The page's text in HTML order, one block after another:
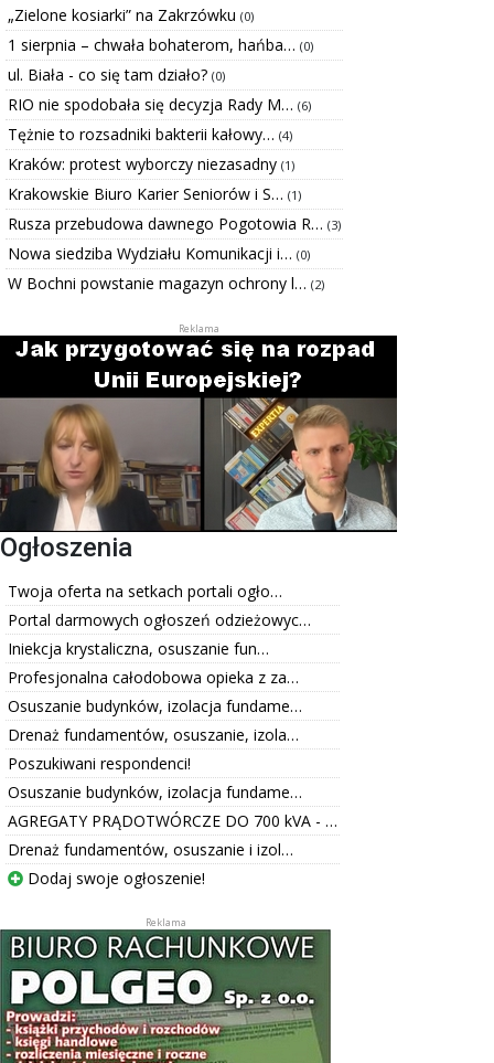
„Zielone kosiarki” na Zakrzówku (0)
1 sierpnia – chwała bohaterom, hańba… (0)
ul. Biała - co się tam działo? (0)
RIO nie spodobała się decyzja Rady M… (6)
Tężnie to rozsadniki bakterii kałowy… (4)
Kraków: protest wyborczy niezasadny (1)
Krakowskie Biuro Karier Seniorów i S… (1)
Rusza przebudowa dawnego Pogotowia R… (3)
Nowa siedziba Wydziału Komunikacji i… (0)
W Bochni powstanie magazyn ochrony l… (2)
Ogłoszenia
Twoja oferta na setkach portali ogło…
Portal darmowych ogłoszeń odzieżowyc…
Iniekcja krystaliczna, osuszanie fun…
Profesjonalna całodobowa opieka z za…
Osuszanie budynków, izolacja fundame…
Drenaż fundamentów, osuszanie, izola…
Poszukiwani respondenci!
Osuszanie budynków, izolacja fundame…
AGREGATY PRĄDOTWÓRCZE DO 700 kVA - …
Drenaż fundamentów, osuszanie i izol…
Dodaj swoje ogłoszenie!